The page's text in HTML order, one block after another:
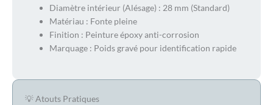
Diamètre intérieur (Alésage) : 28 mm (Standard)
Matériau : Fonte pleine
Finition : Peinture époxy anti-corrosion
Marquage : Poids gravé pour identification rapide
💡 Atouts Pratiques